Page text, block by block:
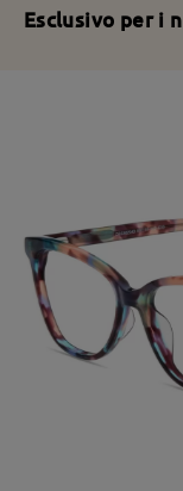
Esclusivo per i